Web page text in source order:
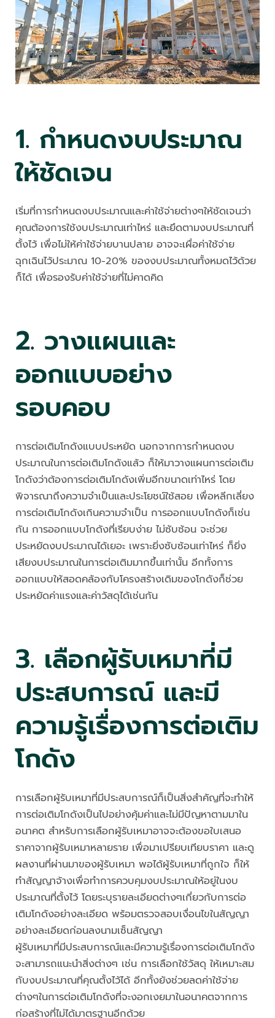
1. กำหนดงบประมาณ
ให้ชัดเจน
เริ่มที่การกำหนดงบประมาณและค่าใช้จ่ายต่างๆให้ชัดเจนว่า
คุณต้องการใช้งบประมาณเท่าไหร่ และยึดตามงบประมาณที่
ตั้งไว้ เพื่อไม่ให้ค่าใช้จ่ายบานปลาย อาจจะเผื่อค่าใช้จ่าย
ฉุกเฉินไว้ประมาณ 10-20% ของงบประมาณทั้งหมดไว้ด้วย
ก็ได้ เพื่อรองรับค่าใช้จ่ายที่ไม่คาดคิด
2. วางแผนและ
ออกแบบอย่าง
รอบคอบ
การต่อเติมโกดังแบบประหยัด นอกจากการกำหนดงบ
ประมาณในการต่อเติมโกดังแล้ว ก็ให้มาวางแผนการต่อเติม
โกดังว่าต้องการต่อเติมโกดังเพิ่มอีกขนาดเท่าไหร่ โดย
พิจารณาถึงความจำเป็นและประโยชน์ใช้สอย เพื่อหลีกเลี่ยง
การต่อเติมโกดังเกินความจำเป็น การออกแบบโกดังก็เช่น
กัน การออกแบบโกดังที่เรียบง่าย ไม่ซับซ้อน จะช่วย
ประหยัดงบประมาณได้เยอะ เพราะยิ่งซับซ้อนเท่าไหร่ ก็ยิ่ง
เสียงบประมาณในการต่อเติมมากขึ้นเท่านั้น อีกทั้งการ
ออกแบบให้สอดคล้องกับโครงสร้างเดิมของโกดังก็ช่วย
ประหยัดค่าแรงและค่าวัสดุได้เช่นกัน
3. เลือกผู้รับเหมาที่มี
ประสบการณ์ และมี
ความรู้เรื่องการต่อเติม
โกดัง
การเลือกผู้รับเหมาที่มีประสบการณ์ก็เป็นสิ่งสำคัญที่จะทำให้
การต่อเติมโกดังเป็นไปอย่างคุ้มค่าและไม่มีปัญหาตามมาใน
อนาคต สำหรับการเลือกผู้รับเหมาอาจจะต้องขอใบเสนอ
ราคาจากผู้รับเหมาหลายราย เพื่อมาเปรียบเทียบราคา และดู
ผลงานที่ผ่านมาของผู้รับเหมา พอได้ผู้รับเหมาที่ถูกใจ ก็ให้
ทำสัญญาจ้างเพื่อทำการควบคุมงบประมาณให้อยู่ในงบ
ประมาณที่ตั้งไว้ โดยระบุรายละเอียดต่างๆเกี่ยวกับการต่อ
เติมโกดังอย่างละเอียด พร้อมตรวจสอบเงื่อนไขในสัญญา
อย่างละเอียดก่อนลงนามเซ็นสัญญา
ผู้รับเหมาที่มีประสบการณ์และมีความรู้เรื่องการต่อเติมโกดัง
จะสามารถแนะนำสิ่งต่างๆ เช่น การเลือกใช้วัสดุ ให้เหมาะสม
กับงบประมาณที่คุณตั้งไว้ได้ อีกทั้งยังช่วยลดค่าใช้จ่าย
ต่างๆในการต่อเติมโกดังที่จะงอกเงยมาในอนาคตจากการ
ก่อสร้างที่ไม่ได้มาตรฐานอีกด้วย